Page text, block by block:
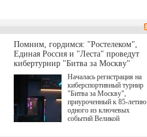
Помним, гордимся: "Ростелеком",
Единая Россия и "Леста" проведут
кибертурнир "Битва за Москву"
Началась регистрация на
киберспортивный турнир
"Битва за Москву",
приуроченный к 85-летию
одного из ключевых
событий Великой